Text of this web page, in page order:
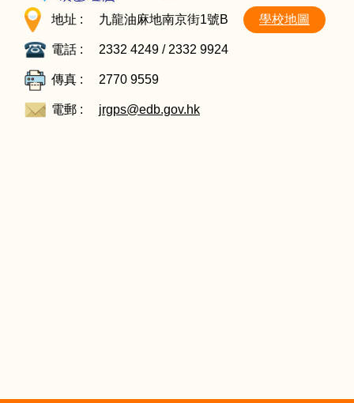
地址 : 九龍油麻地南京街1號B 學校地圖
電話 : 2332 4249 / 2332 9924
傳真 : 2770 9559
電郵 : jrgps@edb.gov.hk